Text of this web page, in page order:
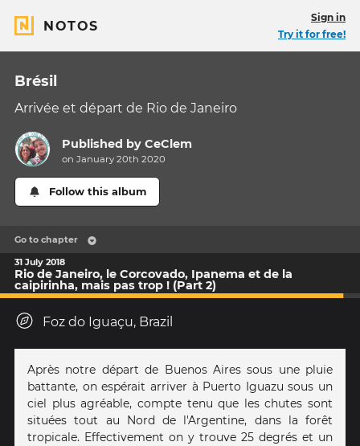
NOTOS
Sign in
Try it for free!
Brésil
Arrivée et départ de Rio de Janeiro
Published byCeClem
on January 20th 2020
Follow this album
Go to chapter
31 July 2018
Rio de Janeiro, le Corcovado, Ipanema et de la
caipirinha, mais pas trop ! (Part 2)
Foz do Iguaçu, Brazil
Après notre départ de Buenos Aires sous une pluie
battante, on espérait arriver à Puerto Iguazu sous un
ciel plus agréable, compte tenu que les chutes sont
situées tout au Nord de l'Argentine, dans la forêt
tropicale. Effectivement on y trouve 25 degrés et un